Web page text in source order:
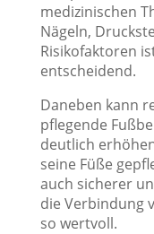
medizinischen
Nägeln,
Risikofaktoren
entscheidend.
Daneben kann
pflegende
deutlich
seine Füße
auch sicherer
die Verbindung
so wertvoll.